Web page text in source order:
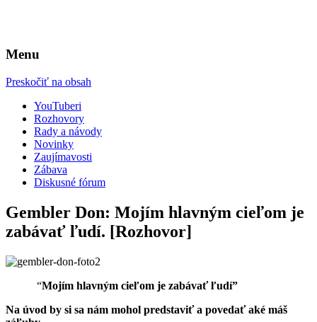
Menu
Preskočiť na obsah
YouTuberi
Rozhovory
Rady a návody
Novinky
Zaujímavosti
Zábava
Diskusné fórum
Gembler Don: Mojím hlavným cieľom je
zabávať ľudí. [Rozhovor]
“Mojím hlavným cieľom je zabávať ľudí”
Na úvod by si sa nám mohol predstaviť a povedať aké máš